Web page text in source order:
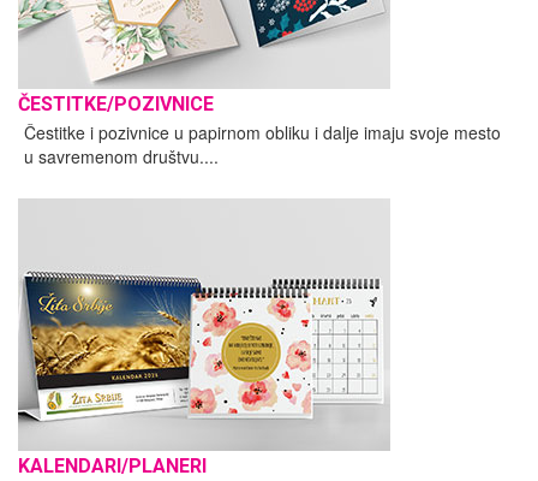
ČESTITKE/POZIVNICE
Čestitke i pozivnice u papirnom obliku i dalje imaju svoje mesto
u savremenom društvu....
KALENDARI/PLANERI